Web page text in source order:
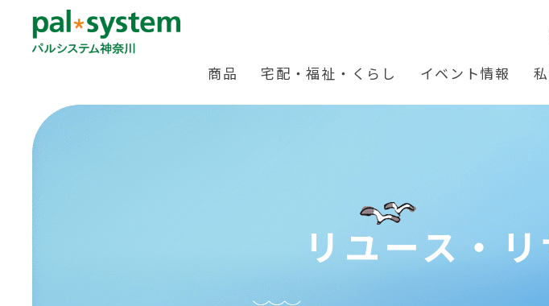
商品 宅配・福祉・くらし イベント情報
リユース・